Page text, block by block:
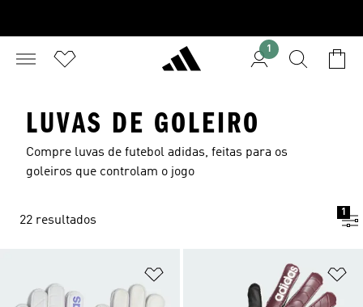
1
LUVAS DE GOLEIRO
Compre luvas de futebol adidas, feitas para os
goleiros que controlam o jogo
22 resultados
1
Adicionar à Lista de Desejos